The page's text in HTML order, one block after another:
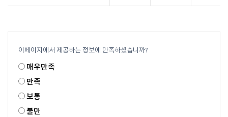
이페이지에서 제공하는 정보에 만족하셨습니까?
매우만족
만족
보통
불만